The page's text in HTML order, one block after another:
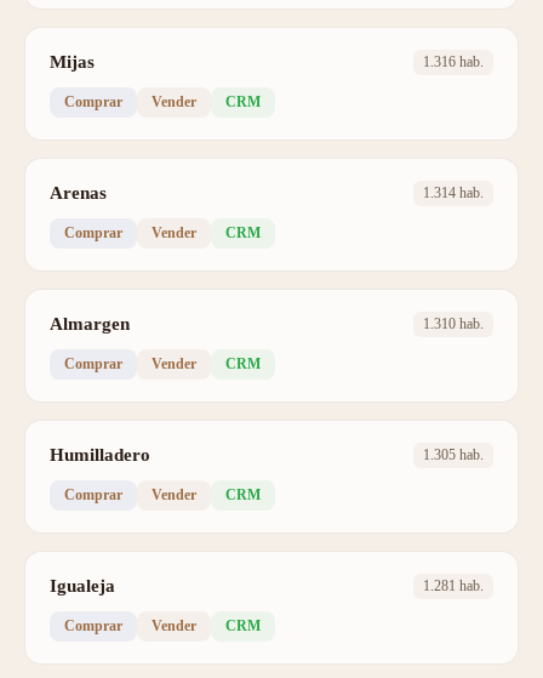
Mijas 1.316 hab.
Comprar Vender CRM
Arenas 1.314 hab.
Comprar Vender CRM
Almargen 1.310 hab.
Comprar Vender CRM
Humilladero 1.305 hab.
Comprar Vender CRM
Igualeja 1.281 hab.
Comprar Vender CRM